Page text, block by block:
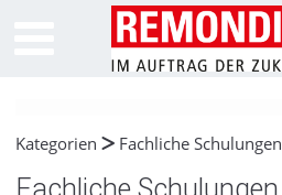
Kategorien Fachliche Schulungen